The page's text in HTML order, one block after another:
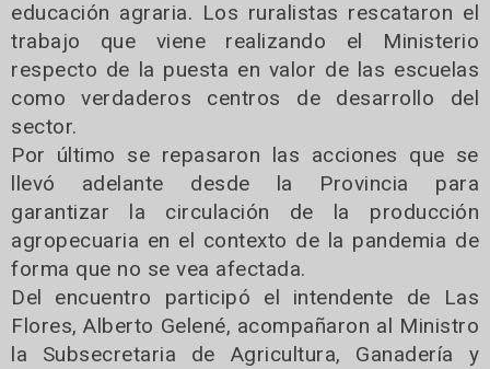
educación agraria. Los ruralistas rescataron el
trabajo que viene realizando el Ministerio
respecto de la puesta en valor de las escuelas
como verdaderos centros de desarrollo del
sector.
Por último se repasaron las acciones que se
llevó adelante desde la Provincia para
garantizar la circulación de la producción
agropecuaria en el contexto de la pandemia de
forma que no se vea afectada.
Del encuentro participó el intendente de Las
Flores, Alberto Gelené, acompañaron al Ministro
la Subsecretaria de Agricultura, Ganadería y